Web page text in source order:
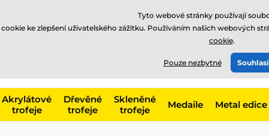
775
Akrylátové
trofeje
Dřevěné
trofeje
Skleněné
trofeje
Medaile Metal edice
Tyto webové stránky používají
ke zlepšení uživatelského zážitku. Používáním našich webových
cookie.
Pouze nezbytné